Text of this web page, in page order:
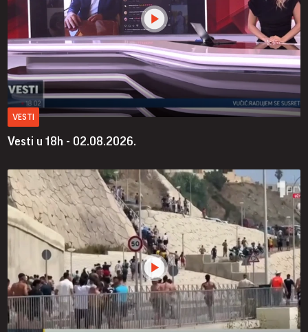
VESTI
Vesti u 18h - 02.08.2026.